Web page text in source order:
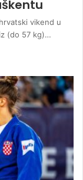
vikend u
(do 57 kg)…